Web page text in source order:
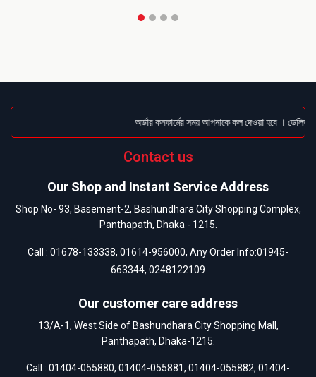
অর্ডার কনফার্মের সময় আপনাকে কল দেওয়া হবে ।
Contact us
Our Shop and Instant Service Address
Shop No- 93, Basement-2, Bashundhara City Shopping Complex,
Panthapath, Dhaka - 1215.
Call : 01678-133338, 01614-956000, Any Order Info:01945-
663344, 0248122109
Our customer care address
13/A-1, West Side of Bashundhara City Shopping Mall,
Panthapath, Dhaka-1215.
Call : 01404-055880, 01404-055881, 01404-055882, 01404-